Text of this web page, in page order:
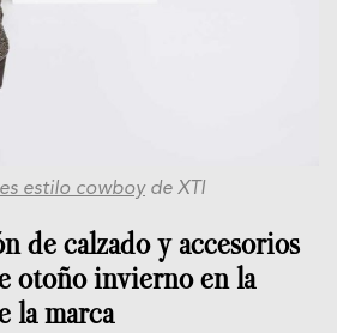
estilo cowboyde XTI
de calzado y accesorios
otoño invierno en la
la marca